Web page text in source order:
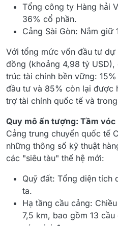
Tổng công ty Hàng hải
36% cổ phần.
Cảng Sài Gòn: Nắm giữ
Với tổng mức vốn đầu tư dự
đồng (khoảng 4,98 tỷ
trúc tài chính bền vững:
đầu tư và 85% còn lại được
trợ tài chính quốc tế và
Quy mô ấn tượng: Tầm
Cảng trung chuyển quốc tế
những thông số kỹ thuật
các "siêu tàu" thế hệ mới:
Quỹ đất: Tổng diện tích
ta.
Hạ tầng cầu cảng:
7,5 km, bao gồm 13